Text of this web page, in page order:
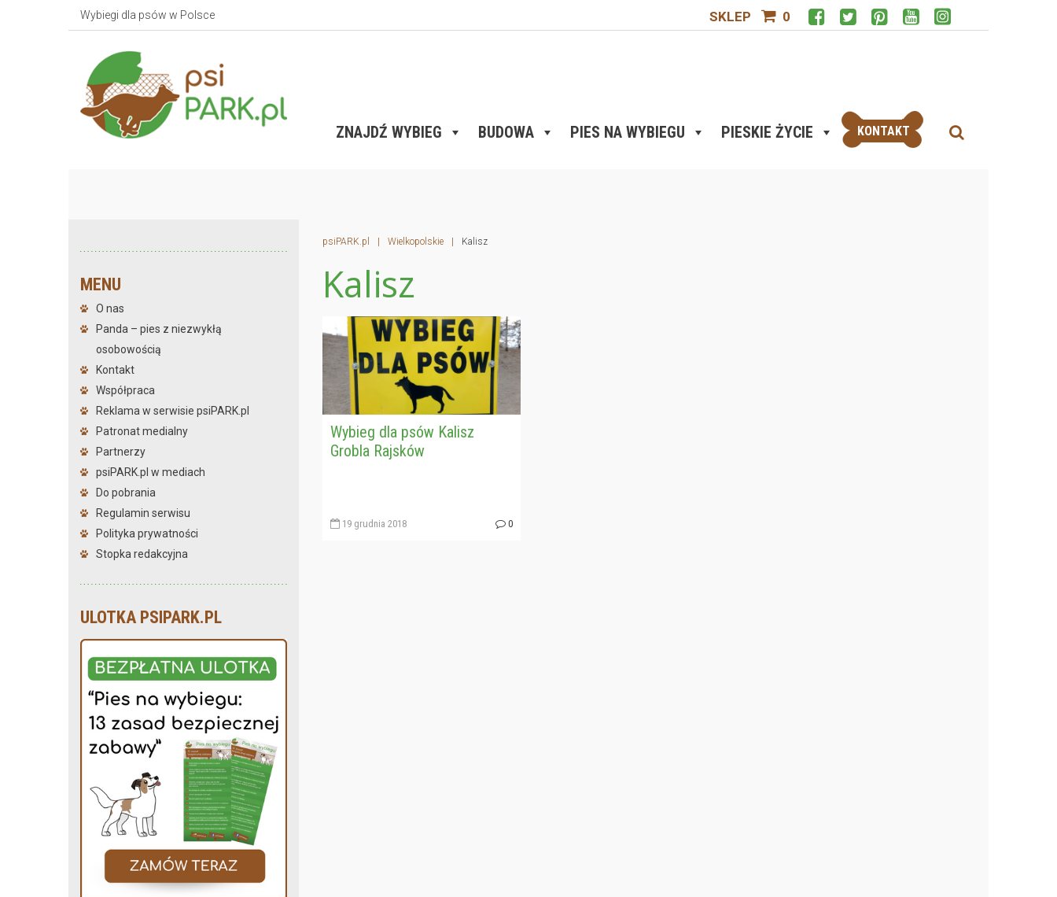
Wybiegi dla psów w Polsce SKLEP 0
ZNAJDŹ WYBIEG BUDOWA PIES NA WYBIEGU PIESKIE ŻYCIE KONTAKT
MENU
O nas
Panda – pies z niezwykłą
osobowością
Kontakt
Współpraca
Reklama w serwisie psiPARK.pl
Patronat medialny
Partnerzy
psiPARK.pl w mediach
Do pobrania
Regulamin serwisu
Polityka prywatności
Stopka redakcyjna
ULOTKA PSIPARK.PL
psiPARK.pl Wielkopolskie Kalisz
Kalisz
Wybieg dla psów Kalisz
Grobla Rajsków
19 grudnia 2018 0